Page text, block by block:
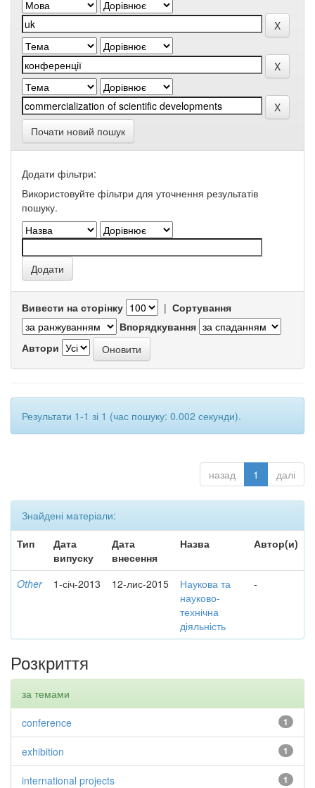
Почати новий пошук
Додати фільтри:
Використовуйте фільтри для уточнення результатів
пошуку.
Вивести на сторінку | Сортування
Впорядкування
Автори
Результати 1-1 зі 1 (час пошуку: 0.002 секунди).
назад 1 далі
Знайдені матеріали:
Тип
Дата
випуску
Дата
внесення
Назва Автор(и)
Other 1-січ-2013 12-лис-2015
Наукова та
науково-
технічна
діяльність
-
Розкриття
за темами
1
conference
1
exhibition
1
international projects